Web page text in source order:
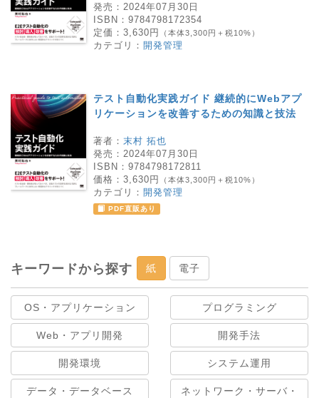
発売： 2024年07月30日
ISBN： 9784798172354
定価： 3,630円 （本体3,300円＋税10%）
カテゴリ： 開発管理
テスト自動化実践ガイド 継続的にWebアプ
リケーションを改善するための知識と技法
著者： 末村 拓也
発売： 2024年07月30日
ISBN： 9784798172811
価格： 3,630円 （本体3,300円＋税10%）
カテゴリ： 開発管理
PDF直販あり
キーワードから探す 紙 電子
OS・アプリケーション プログラミング
Web・アプリ開発 開発手法
開発環境 システム運用
データ・データベース
ネットワーク・サーバ・